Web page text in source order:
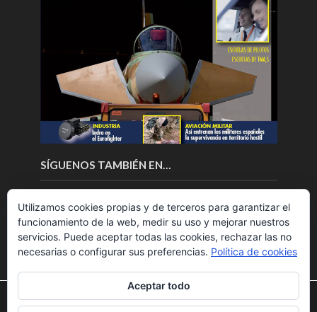
SÍGUENOS TAMBIÉN EN…
Utilizamos cookies para ofrecerte la mejor experiencia en
Utilizamos cookies propias y de terceros para garantizar el
funcionamiento de la web, medir su uso y mejorar nuestros
servicios. Puede aceptar todas las cookies, rechazar las no
necesarias o configurar sus preferencias. Política de cookies
Aceptar todo